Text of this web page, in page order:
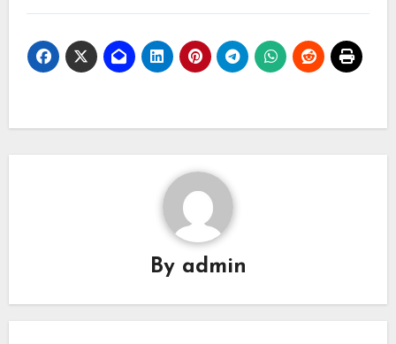
By admin